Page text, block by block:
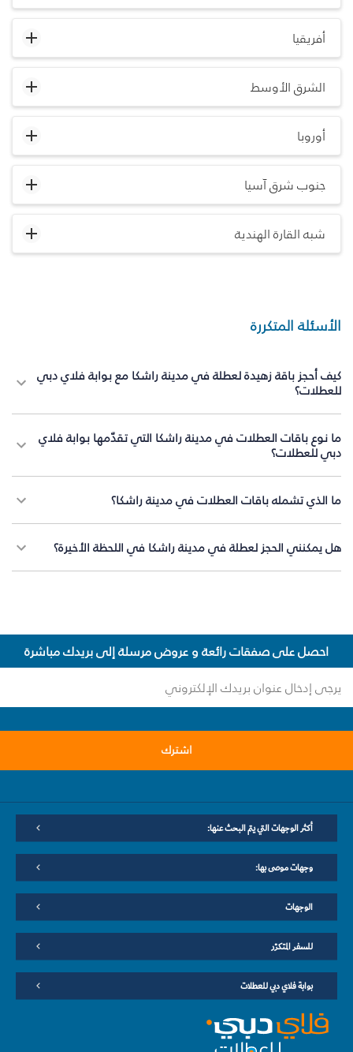
أفريقيا
الشرق الأوسط
أوروبا
جنوب شرق آسيا
شبه القارة الهندية
الأسئلة المتكررة
كيف أحجز باقة زهيدة لعطلة في مدينة راشكا مع بوابة فلاي دبي
للعطلات؟
ما نوع باقات العطلات في مدينة راشكا التي تقدّمها بوابة فلاي
دبي للعطلات؟
ما الذي تشمله باقات العطلات في مدينة راشكا؟
هل يمكنني الحجز لعطلة في مدينة راشكا في اللحظة الأخيرة؟
احصل على صفقات رائعة و عروض مرسلة إلى بريدك مباشرة
اشترك
أكثر الوجهات التي يتم البحث عنها:
وجهات موصى بها:
الوجهات
للسفر المتكرّر
بوابة فلاي دبي للعطلات